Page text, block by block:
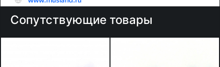
Сопутствующие товары